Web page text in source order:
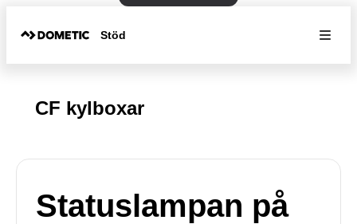
Stöd
CF kylboxar
Statuslampan på